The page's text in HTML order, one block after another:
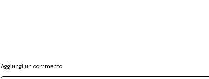
Aggiungi un commento